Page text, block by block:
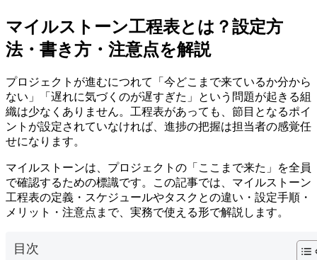
マイルストーン工程表とは？設定方
法・書き方・注意点を解説
プロジェクトが進むにつれて「今どこまで来ているか分から
ない」「遅れに気づくのが遅すぎた」という問題が起きる組
織は少なくありません。工程表があっても、節目となるポイ
ントが設定されていなければ、進捗の把握は担当者の感覚任
せになります。
マイルストーンは、プロジェクトの「ここまで来た」を全員
で確認するための標識です。この記事では、マイルストーン
工程表の定義・スケジュールやタスクとの違い・設定手順・
メリット・注意点まで、実務で使える形で解説します。
目次